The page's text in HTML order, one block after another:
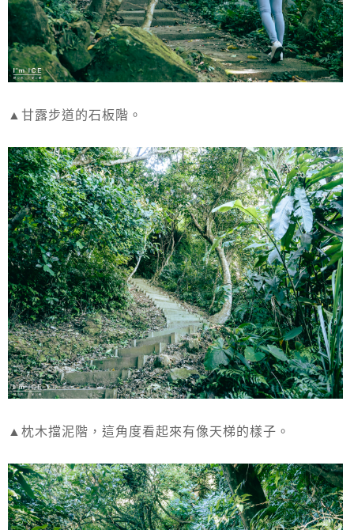
▲甘露步道的石板階。
▲枕木擋泥階，這角度看起來有像天梯的樣子。